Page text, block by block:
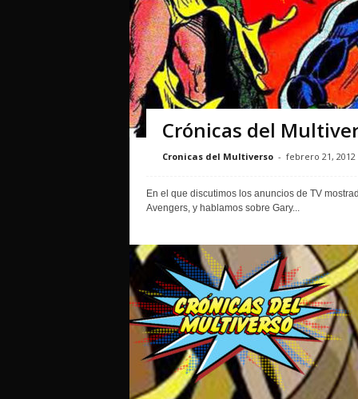
Crónicas del
Cronicas del Multiverso - febrero 21, 2012
En el que discutimos los anuncios de TV
Avengers, y hablamos sobre Gary...